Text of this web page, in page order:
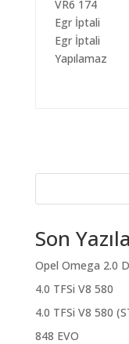
Egr İptali
Yapılamaz
Son
Opel Omega 2.0
4.0 TFSi V8 580
4.0 TFSi V8 580
848 EVO